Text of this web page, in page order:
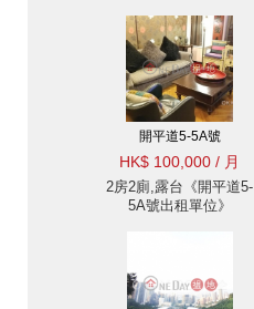
開平道5-5A號
HK$ 100,000 / 月
2房2廁,露台《開平道5-
5A號出租單位》